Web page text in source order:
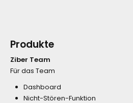
Produkte
Ziber Team
Für das Team
Dashboard
Nicht-Stören-Funktion